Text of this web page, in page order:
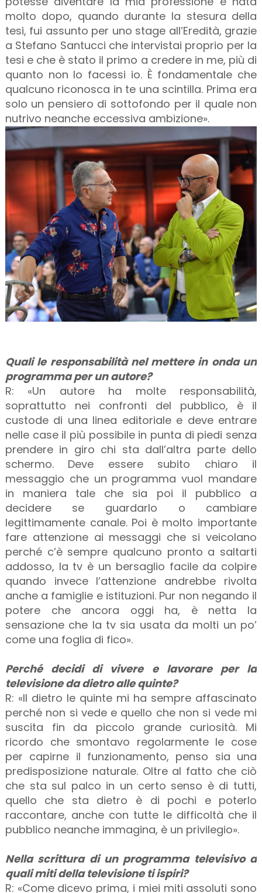
molto dopo, quando durante la stesura della
tesi, fui assunto per uno stage all’Eredità, grazie
a Stefano Santucci che intervistai proprio per la
tesi e che è stato il primo a credere in me, più di
quanto non lo facessi io. È fondamentale che
qualcuno riconosca in te una scintilla. Prima era
solo un pensiero di sottofondo per il quale non
nutrivo neanche eccessiva ambizione».
Quali le responsabilità nel mettere in onda un
programma per un autore?
R: «Un autore ha molte responsabilità,
soprattutto nei confronti del pubblico, è il
custode di una linea editoriale e deve entrare
nelle case il più possibile in punta di piedi senza
prendere in giro chi sta dall’altra parte dello
schermo. Deve essere subito chiaro il
messaggio che un programma vuol mandare
in maniera tale che sia poi il pubblico a
decidere se guardarlo o cambiare
legittimamente canale. Poi è molto importante
fare attenzione ai messaggi che si veicolano
perché c’è sempre qualcuno pronto a saltarti
addosso, la tv è un bersaglio facile da colpire
quando invece l’attenzione andrebbe rivolta
anche a famiglie e istituzioni. Pur non negando il
potere che ancora oggi ha, è netta la
sensazione che la tv sia usata da molti un po’
come una foglia di fico».
Perché decidi di vivere e lavorare per la
televisione da dietro alle quinte?
R: «Il dietro le quinte mi ha sempre affascinato
perché non si vede e quello che non si vede mi
suscita fin da piccolo grande curiosità. Mi
ricordo che smontavo regolarmente le cose
per capirne il funzionamento, penso sia una
predisposizione naturale. Oltre al fatto che ciò
che sta sul palco in un certo senso è di tutti,
quello che sta dietro è di pochi e poterlo
raccontare, anche con tutte le difficoltà che il
pubblico neanche immagina, è un privilegio».
Nella scrittura di un programma televisivo a
quali miti della televisione ti ispiri?
R: «Come dicevo prima, i miei miti assoluti sono